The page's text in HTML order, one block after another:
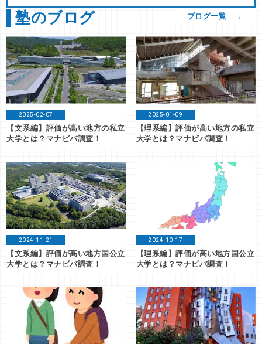
塾のブログ ブログ一覧 →
2025-02-07
【文系編】評価が高い地方の私立
大学とは？マナビバ調査！
2025-01-09
【理系編】評価が高い地方の私立
大学とは？マナビバ調査！
2024-11-21
【文系編】評価が高い地方国公立
大学とは？マナビバ調査！
2024-10-17
【理系編】評価が高い地方国公立
大学とは？マナビバ調査！